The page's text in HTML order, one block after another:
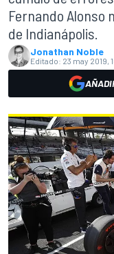
Fernando Alonso
de Indianápolis.
Jonathan Noble
Editado: 23 may 2019,